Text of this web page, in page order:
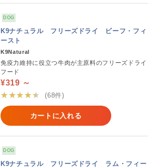
DOG
K9ナチュラル フリーズドライ ビーフ・フィ
ースト
K9Natural
免疫力維持に役立つ牛肉が主原料のフリーズドライ
フード
¥319 ～
★★★★★
(68件)
カートに入れる
DOG
K9ナチュラル フリーズドライ ラム・フィー